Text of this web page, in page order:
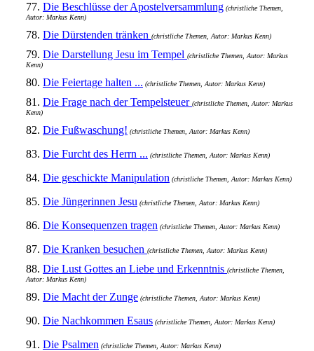
77. Die Beschlüsse der Apostelversammlung (christliche Themen,
Autor: Markus Kenn)
78. Die Dürstenden tränken (christliche Themen, Autor: Markus Kenn)
79. Die Darstellung Jesu im Tempel (christliche Themen, Autor: Markus
Kenn)
80. Die Feiertage halten ... (christliche Themen, Autor: Markus Kenn)
81. Die Frage nach der Tempelsteuer (christliche Themen, Autor: Markus
Kenn)
82. Die Fußwaschung! (christliche Themen, Autor: Markus Kenn)
83. Die Furcht des Herrn ... (christliche Themen, Autor: Markus Kenn)
84. Die geschickte Manipulation (christliche Themen, Autor: Markus Kenn)
85. Die Jüngerinnen Jesu (christliche Themen, Autor: Markus Kenn)
86. Die Konsequenzen tragen (christliche Themen, Autor: Markus Kenn)
87. Die Kranken besuchen (christliche Themen, Autor: Markus Kenn)
88. Die Lust Gottes an Liebe und Erkenntnis (christliche Themen,
Autor: Markus Kenn)
89. Die Macht der Zunge (christliche Themen, Autor: Markus Kenn)
90. Die Nachkommen Esaus (christliche Themen, Autor: Markus Kenn)
91. Die Psalmen (christliche Themen, Autor: Markus Kenn)